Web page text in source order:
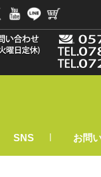
SNS | お問